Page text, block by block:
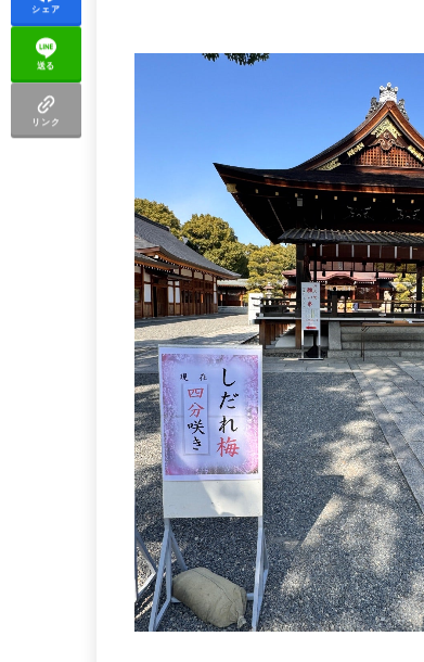
シェア
送る
リンク